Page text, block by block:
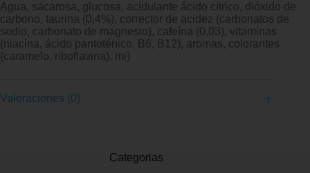
Agua, sacarosa, glucosa, acidulante ácido cítrico, dióxido de
carbono, taurina (0,4%), corrector de acidez (carbonatos de
sodio, carbonato de magnesio), cafeína (0,03), vitaminas
(niacina, ácido pantoténico, B6, B12), aromas, colorantes
(caramelo, riboflavina). mi)
Valoraciones (0)
Categorias